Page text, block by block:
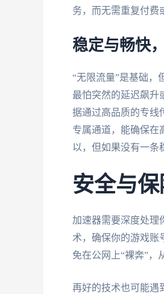
务，而无需重复付费
稳定与畅快
“无限流量”是基础，
最怕突然的延迟飙升
据通过高品质的专线
专属通道，能确保在
以，但如果没有一条
安全与
加速器需要深度处理
术，确保你的游戏账
免在公网上“裸奔”，
再好的技术也可能遇